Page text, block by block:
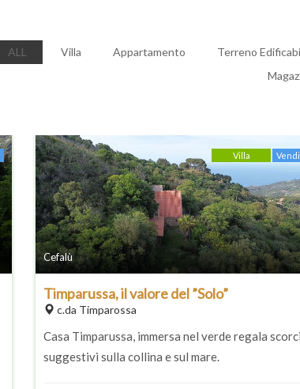
ALL Villa Appartamento Terreno
Cefalù
Villa
Timparussa, il valore del ”Solo”
c.da Timparossa
Casa Timparussa, immersa nel verde regala scorci
suggestivi sulla collina e sul mare.